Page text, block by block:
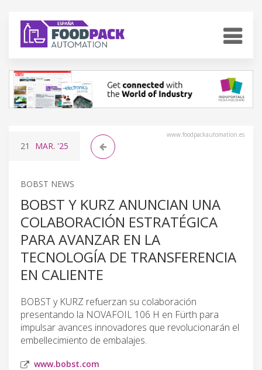
www.foodpackautomation.es
21 MAR. '25
BOBST NEWS
BOBST Y KURZ ANUNCIAN UNA
COLABORACIÓN ESTRATÉGICA
PARA AVANZAR EN LA
TECNOLOGÍA DE TRANSFERENCIA
EN CALIENTE
BOBST y KURZ refuerzan su colaboración
presentando la NOVAFOIL 106 H en Fürth para
impulsar avances innovadores que revolucionarán el
embellecimiento de embalajes.
www.bobst.com